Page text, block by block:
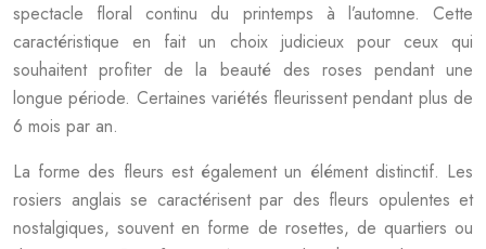
spectacle floral continu du printemps à l’automne. Cette
caractéristique en fait un choix judicieux pour ceux qui
souhaitent profiter de la beauté des roses pendant une
longue période. Certaines variétés fleurissent pendant plus de
6 mois par an.
La forme des fleurs est également un élément distinctif. Les
rosiers anglais se caractérisent par des fleurs opulentes et
nostalgiques, souvent en forme de rosettes, de quartiers ou